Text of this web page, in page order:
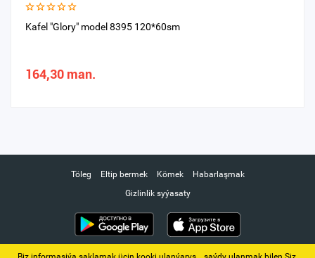
Kafel "Glory" model 8395 120*60sm
164,30 man.
Töleg Eltip bermek Kömek
Habarlaşmak
Gizlinlik syýasaty